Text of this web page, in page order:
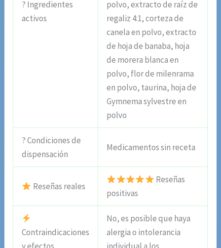
? Ingredientes
activos
polvo, extracto de raíz de
regaliz 4:1, corteza de
canela en polvo, extracto
de hoja de banaba, hoja
de morera blanca en
polvo, flor de milenrama
en polvo, taurina, hoja de
Gymnema sylvestre en
polvo
? Condiciones de
dispensación
Medicamentos sin receta
Reseñas reales
Reseñas
positivas
Contraindicaciones
No, es posible que haya
alergia o intolerancia